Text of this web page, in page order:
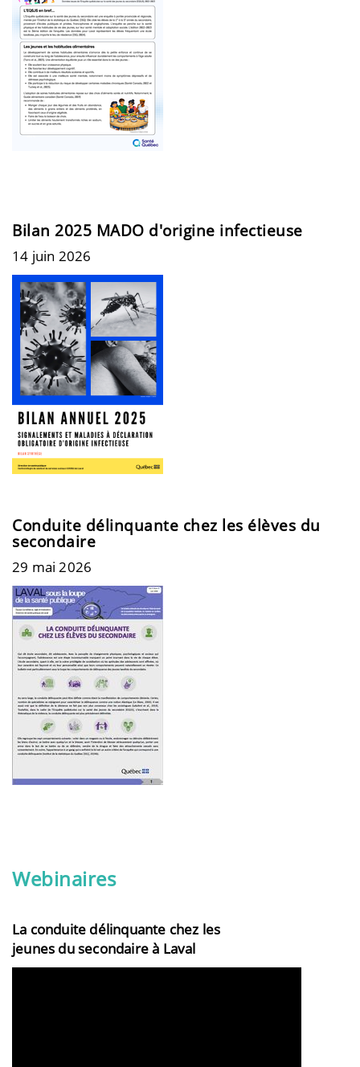
Bilan 2025 MADO d'origine infectieuse
14 juin 2026
Conduite délinquante chez les élèves du
secondaire
29 mai 2026
Webinaires
La conduite délinquante chez les
jeunes du secondaire à Laval